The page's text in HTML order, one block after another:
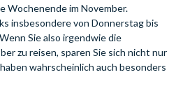
Wochenende im November.
insbesondere von Donnerstag bis
Sie also irgendwie die
zu reisen, sparen Sie sich nicht nur
wahrscheinlich auch besonders